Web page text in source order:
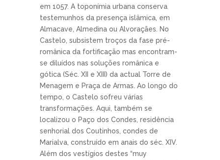
em 1057. A toponímia urbana conserva
testemunhos da presença islâmica, em
Almacave, Almedina ou Alvoraçães. No
Castelo, subsistem troços da fase pré-
românica da fortificação mas encontram-
se diluídos nas soluções românica e
gótica (Séc. XII e XIII) da actual Torre de
Menagem e Praça de Armas. Ao longo do
tempo, o Castelo sofreu várias
transformações. Aqui, também se
localizou o Paço dos Condes, residência
senhorial dos Coutinhos, condes de
Marialva, construído em anais do séc. XIV.
Além dos vestígios destes “muy